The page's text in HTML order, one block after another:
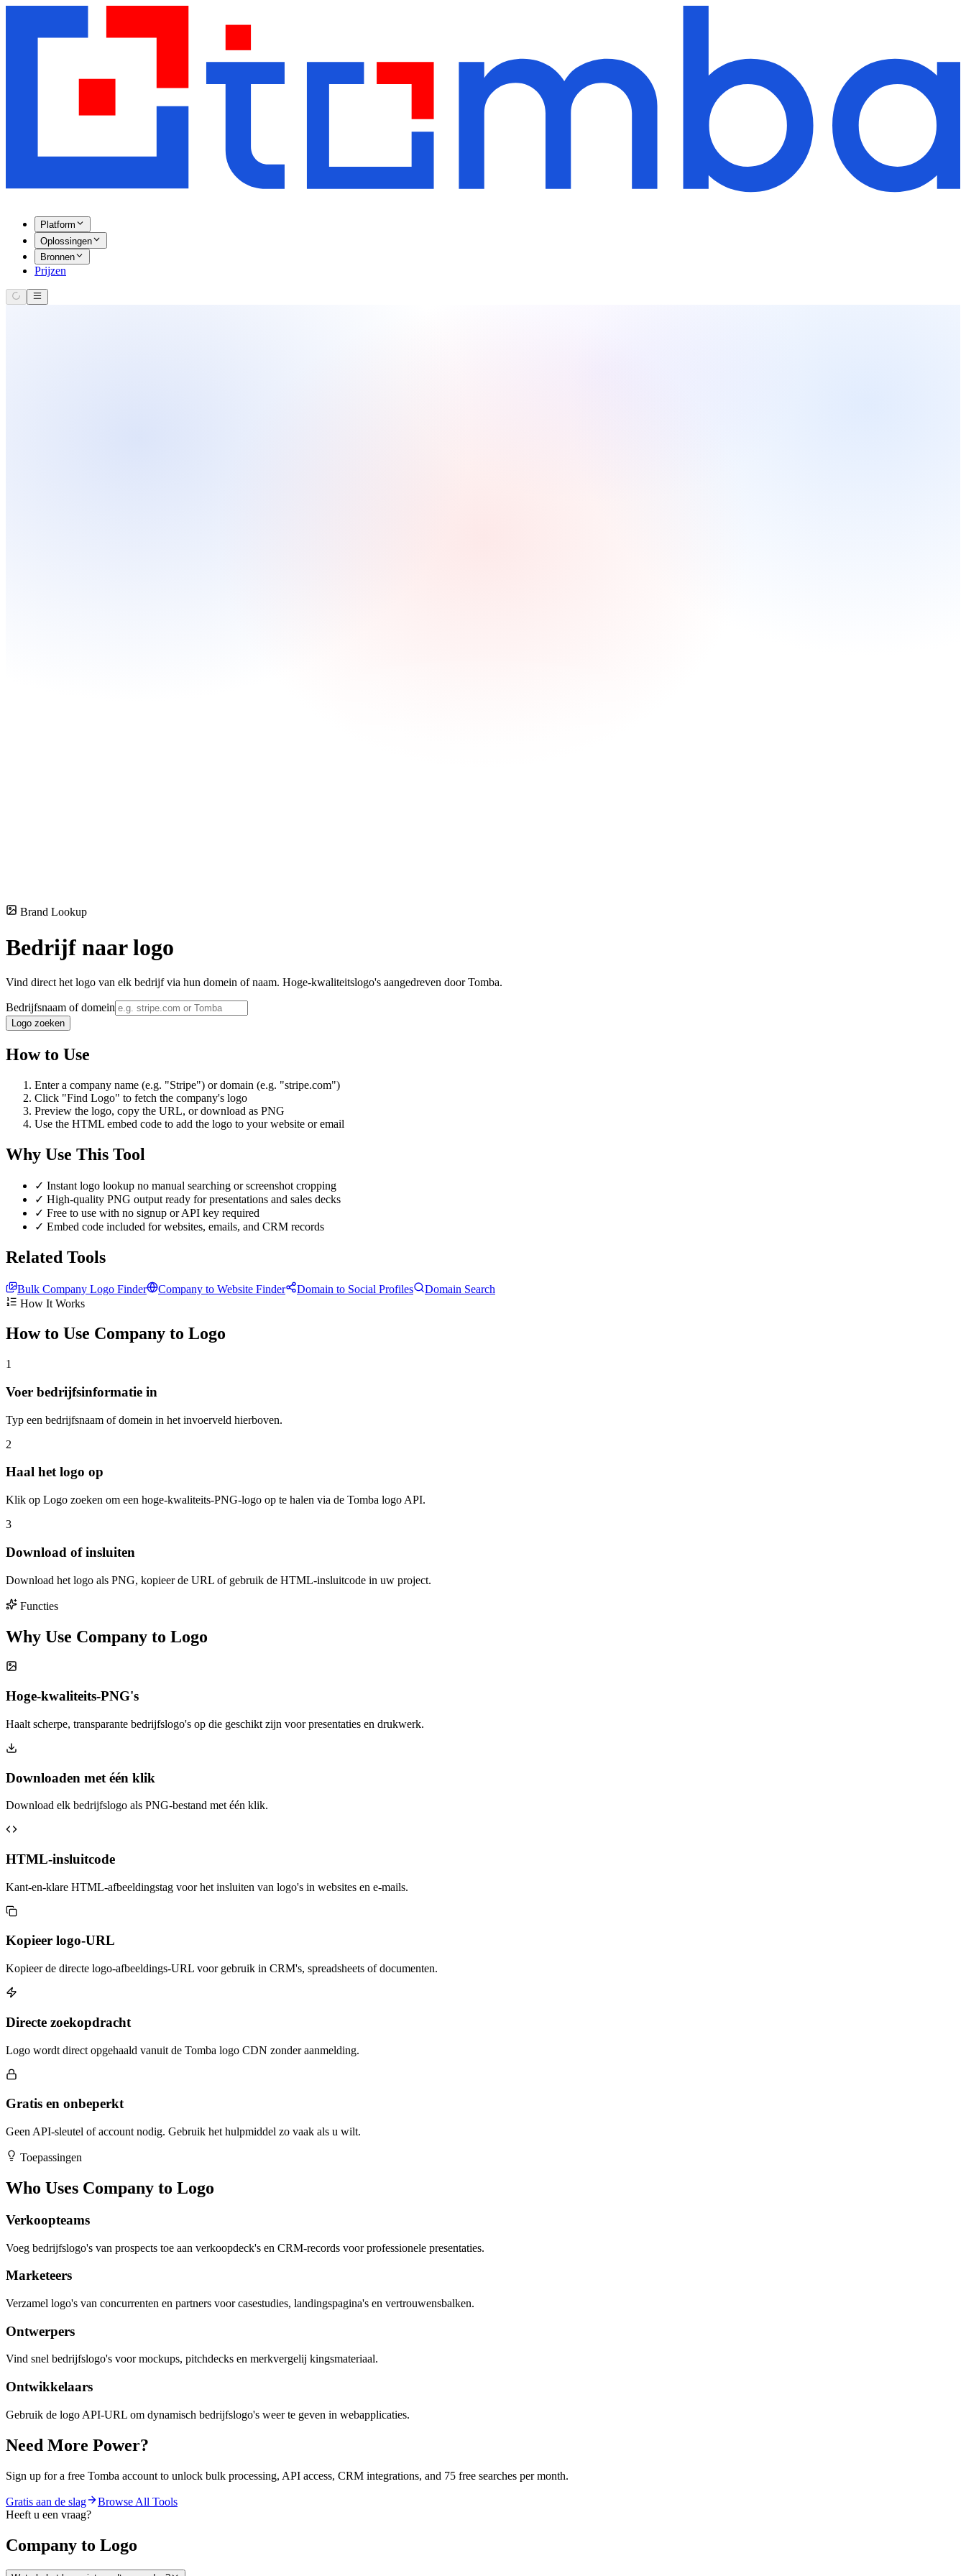
Platform
Oplossingen
Bronnen
Prijzen
Brand Lookup
Bedrijf naar logo
Vind direct het logo van elk bedrijf via hun domein of naam. Hoge-kwaliteitslogo's aangedreven door Tomba.
Bedrijfsnaam of domein
Logo zoeken
How to Use
Enter a company name (e.g. "Stripe") or domain (e.g. "stripe.com")
Click "Find Logo" to fetch the company's logo
Preview the logo, copy the URL, or download as PNG
Use the HTML embed code to add the logo to your website or email
Why Use This Tool
✓ Instant logo lookup no manual searching or screenshot cropping
✓ High-quality PNG output ready for presentations and sales decks
✓ Free to use with no signup or API key required
✓ Embed code included for websites, emails, and CRM records
Related Tools
Bulk Company Logo Finder Company to Website Finder Domain to Social Profiles
Domain Search
How It Works
How to Use Company to Logo
1
Voer bedrijfsinformatie in
Typ een bedrijfsnaam of domein in het invoerveld hierboven.
2
Haal het logo op
Klik op Logo zoeken om een hoge-kwaliteits-PNG-logo op te halen via de Tomba logo API.
3
Download of insluiten
Download het logo als PNG, kopieer de URL of gebruik de HTML-insluitcode in uw project.
Functies
Why Use Company to Logo
Hoge-kwaliteits-PNG's
Haalt scherpe, transparante bedrijfslogo's op die geschikt zijn voor presentaties en drukwerk.
Downloaden met één klik
Download elk bedrijfslogo als PNG-bestand met één klik.
HTML-insluitcode
Kant-en-klare HTML-afbeeldingstag voor het insluiten van logo's in websites en e-mails.
Kopieer logo-URL
Kopieer de directe logo-afbeeldings-URL voor gebruik in CRM's, spreadsheets of documenten.
Directe zoekopdracht
Logo wordt direct opgehaald vanuit de Tomba logo CDN zonder aanmelding.
Gratis en onbeperkt
Geen API-sleutel of account nodig. Gebruik het hulpmiddel zo vaak als u wilt.
Toepassingen
Who Uses Company to Logo
Verkoopteams
Voeg bedrijfslogo's van prospects toe aan verkoopdeck's en CRM-records voor professionele presentaties.
Marketeers
Verzamel logo's van concurrenten en partners voor casestudies, landingspagina's en vertrouwensbalken.
Ontwerpers
Vind snel bedrijfslogo's voor mockups, pitchdecks en merkvergelij kingsmateriaal.
Ontwikkelaars
Gebruik de logo API-URL om dynamisch bedrijfslogo's weer te geven in webapplicaties.
Need More Power?
Sign up for a free Tomba account to unlock bulk processing, API access, CRM integrations, and 75 free searches per month.
Gratis aan de slag
Browse All Tools
Heeft u een vraag?
Company to Logo